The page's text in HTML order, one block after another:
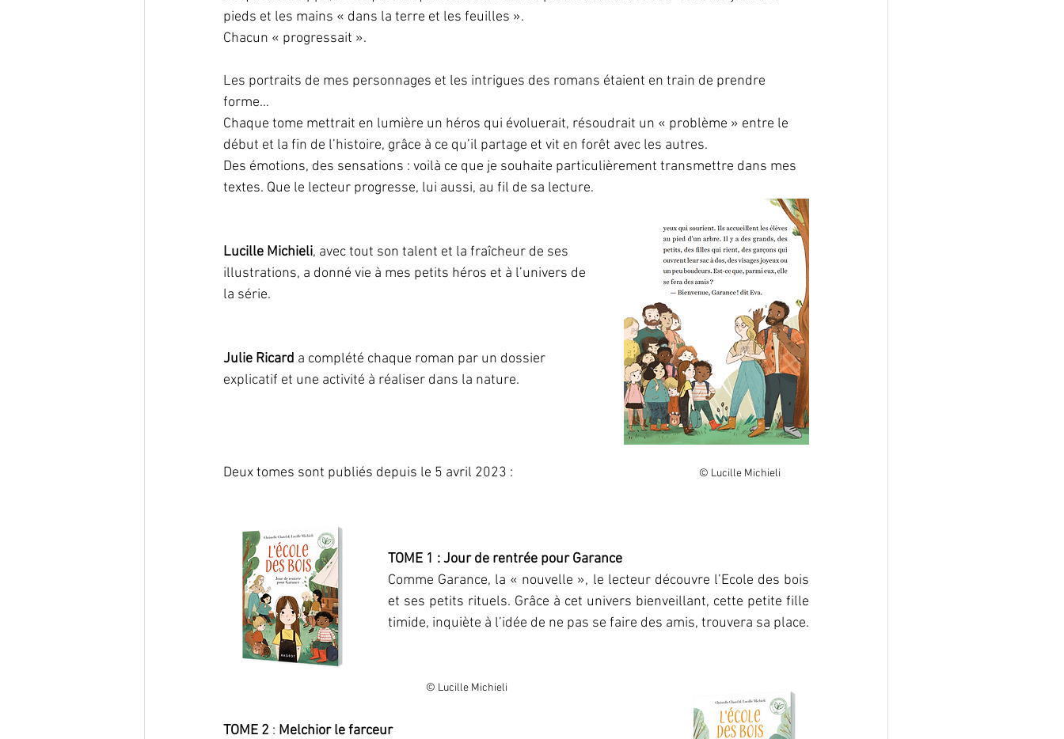
pieds et les mains « dans la terre et les feuilles ».
Chacun « progressait ».
Les portraits de mes personnages et les intrigues des romans étaient en train de prendre
forme…
Chaque tome mettrait en lumière un héros qui évoluerait, résoudrait un « problème » entre le
début et la fin de l’histoire, grâce à ce qu’il partage et vit en forêt avec les autres.
Des émotions, des sensations : voilà ce que je souhaite particulièrement transmettre dans mes
textes. Que le lecteur progresse, lui aussi, au fil de sa lecture.
Lucille Michieli, avec tout son talent et la fraîcheur de ses
illustrations, a donné vie à mes petits héros et à l’univers de
la série.
Julie Ricard a complété chaque roman par un dossier
explicatif et une activité à réaliser dans la nature.
Deux tomes sont publiés depuis le 5 avril 2023 :
                                                                             © Lucille Michieli
TOME 1 : Jour de rentrée pour Garance
Comme Garance, la « nouvelle », le lecteur découvre l’Ecole des bois
et ses petits rituels. Grâce à cet univers bienveillant, cette petite fille
                © Lucille Michieli
TOME 2 : Melchior le farceur